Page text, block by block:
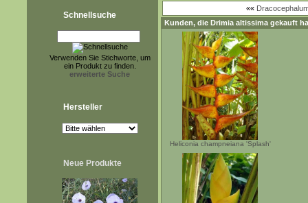
Schnellsuche
Verwenden Sie Stichworte, um
ein Produkt zu finden.
erweiterte Suche
Hersteller
Neue Produkte
««
Kunden, die Drimia altissima gekauft
Heliconia champneiana 'Splash'